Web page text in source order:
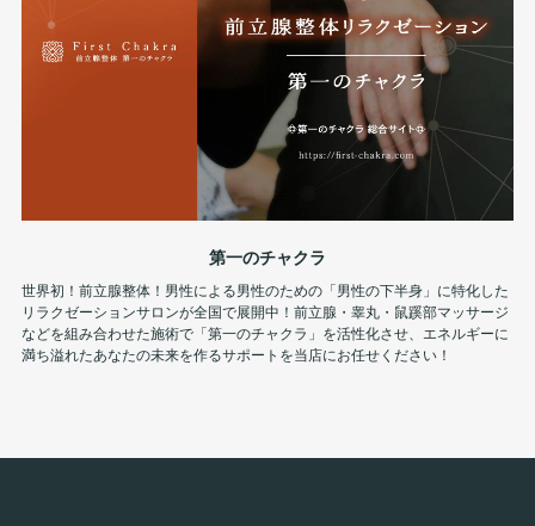
第一のチャクラ
世界初！前立腺整体！男性による男性のための「男性の下半身」に特化した
リラクゼーションサロンが全国で展開中！前立腺・睾丸・鼠蹊部マッサージ
などを組み合わせた施術で「第一のチャクラ」を活性化させ、エネルギーに
満ち溢れたあなたの未来を作るサポートを当店にお任せください！